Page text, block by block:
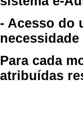
- Acesso do
Para cada
atribuídas